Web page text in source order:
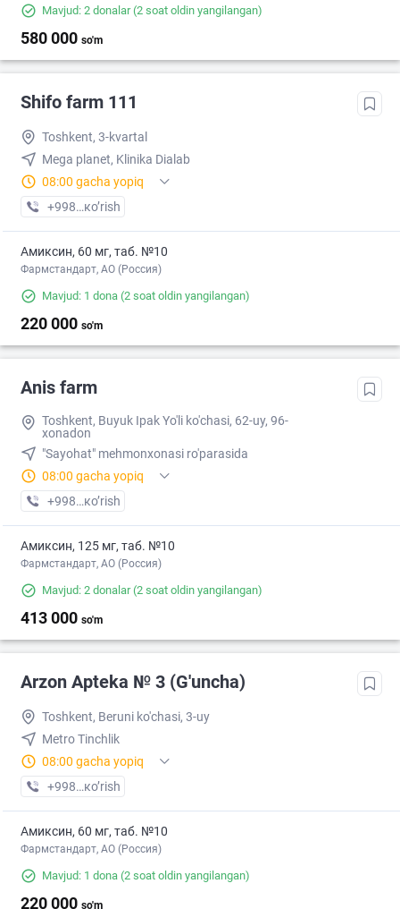
Mavjud: 2 donalar(2 soat oldin yangilangan)
580 000 so'm
Shifo farm 111
Toshkent, 3-kvartal
Mega planet, Klinika Dialab
08:00 gacha yopiq
+998 (99) XXX-XX-XX
кo’rish
Амиксин, 60 мг, таб. №10
Фармстандарт, АО (Россия)
Mavjud: 1 dona (2 soat oldin yangilangan)
220 000 so'm
Anis farm
Toshkent, Buyuk Ipak Yo'li ko'chasi, 62-uy, 96-
xonadon
"Sayohat" mehmonxonasi ro'parasida
08:00 gacha yopiq
+998 (71) XXX-XX-XX
кo’rish
Амиксин, 125 мг, таб. №10
Фармстандарт, АО (Россия)
Mavjud: 2 donalar(2 soat oldin yangilangan)
413 000 so'm
Arzon Apteka № 3 (G'uncha)
Toshkent, Beruni ko'chasi, 3-uy
Metro Tinchlik
08:00 gacha yopiq
+998 (71) XXX-XX-XX
кo’rish
Амиксин, 60 мг, таб. №10
Фармстандарт, АО (Россия)
Mavjud: 1 dona (2 soat oldin yangilangan)
220 000 so'm